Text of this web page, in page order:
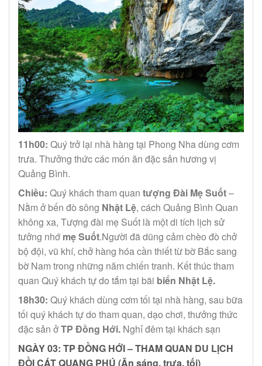
11h00: Quý trở lại nhà hàng tại Phong Nha dùng cơm
trưa. Thưởng thức các món ăn đặc sản hương vị
Quảng Bình.
Chiều: Quý khách tham quan tượng Đài Mẹ Suốt–
Nằm ở bến đò sông Nhật Lệ, cách Quảng Bình Quan
không xa, Tượng đài mẹ Suốt là một di tích lịch sử
tưởng nhớ mẹ Suốt.Người đã dũng cảm chèo đò chở
bộ đội, vũ khí, chở hàng hóa cần thiết từ bờ Bắc sang
bờ Nam trong những năm chiến tranh. Kết thúc tham
quan Quý khách tự do tắm tại bãi biển Nhật Lệ.
18h30: Quý khách dùng cơm tối tại nhà hàng, sau bữa
tối quý khách tự do tham quan, dạo chơi, thưởng thức
đặc sản ởTP Đồng Hới. Nghỉ đêm tại khách sạn
NGÀY 03: TP ĐỒNG HỚI – THAM QUAN DU LỊCH
ĐỒI CÁT QUANG PHÚ (Ăn sáng, trưa, tối)